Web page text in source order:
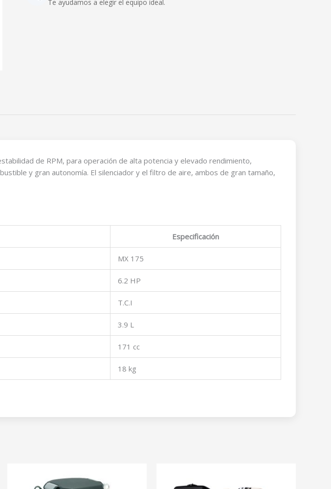
Te ayudamos a elegir el equipo ideal.
de RPM, para operación de alta potencia y elevado rendimiento,
y gran autonomía. El silenciador y el filtro de aire, ambos de gran tamaño,
Especificación
MX 175
6.2 HP
T.C.I
3.9 L
171 cc
18 kg